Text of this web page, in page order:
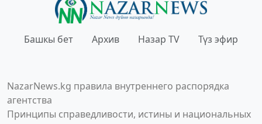
Башкы бет Архив Назар TV Түз эфир
NazarNews.kg правила внутреннего распорядка
агентства
Принципы справедливости, истины и национальных